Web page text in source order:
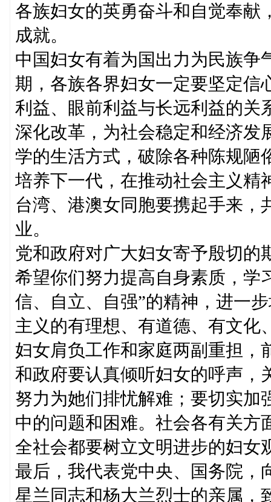
各族妇女的英勇奋斗和自觉奉献
成就。
中国妇女有着为国出力为民族争
期，各族各界妇女一定要坚定信
利益、眼前利益与长远利益的关
深化改革，为社会稳定和经济发
学的生活方式，破除各种陈规陋
培养下一代，在推动社会主义精
台湾、港澳女同胞要携起手来，
业。
党和政府对广大妇女寄予殷切的
希望你们努力提高自身素质，学
信、自立、自强”的精神，进一
主义的有理想、有道德、有文化
妇女肩负工作和家庭两副重担，
和政府要认真倾听妇女的呼声，
努力为她们排忧解难；要切实加
中的问题和困难。社会各有关方
全社会都要树立文明进步的妇女
最后，我代表党中央、国务院，
星兰同志和杨大兰烈士的亲属，